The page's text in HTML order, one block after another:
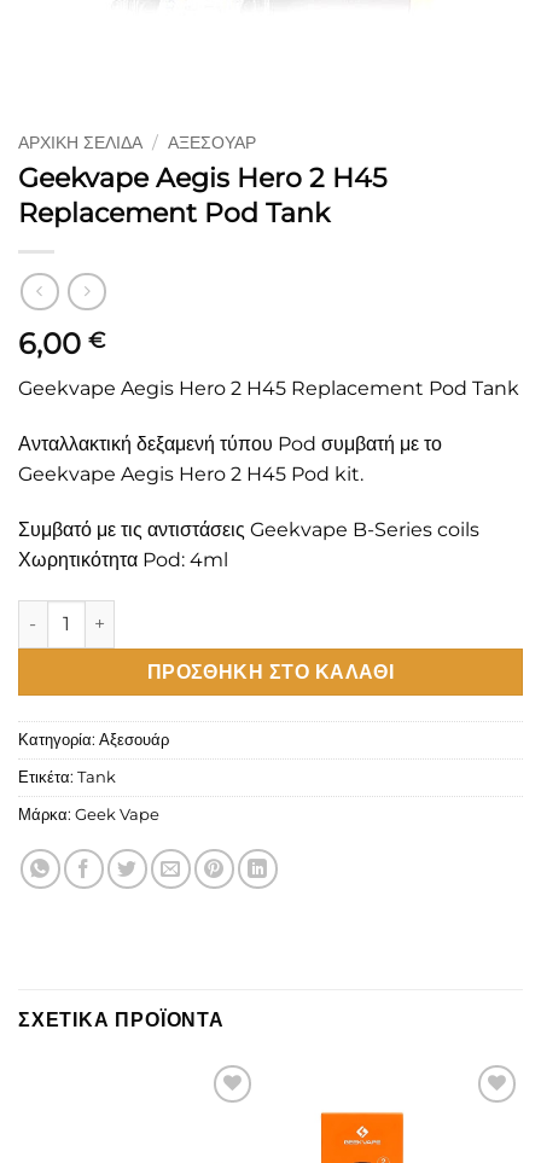
ΑΡΧΙΚΉ ΣΕΛΊΔΑ / ΑΞΕΣΟΥΆΡ
Geekvape Aegis Hero 2 H45
Replacement Pod Tank
6,00 €
Geekvape Aegis Hero 2 H45 Replacement Pod Tank
Ανταλλακτική δεξαμενή τύπου Pod συμβατή με το
Geekvape Aegis Hero 2 H45 Pod kit.
Συμβατό με τις αντιστάσεις Geekvape B-Series coils
Χωρητικότητα Pod: 4ml
Geekvape Aegis Hero 2 H45 Replacement Pod Tank ποσότητα
ΠΡΟΣΘΉΚΗ ΣΤΟ ΚΑΛΆΘΙ
Κατηγορία: Αξεσουάρ
Ετικέτα: Tank
Μάρκα: Geek Vape
ΣΧΕΤΙΚΆ ΠΡΟΪΌΝΤΑ